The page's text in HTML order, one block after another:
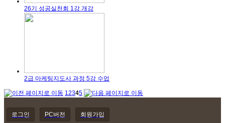
26기 성공실천회 1강 개강
2급 마케팅지도사 과정 5강 수업
1 2345
로그인 PC버전 회원가입